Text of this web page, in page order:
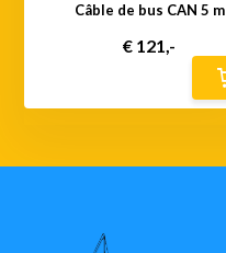
Câble de bus CAN 5 m
€ 121,-